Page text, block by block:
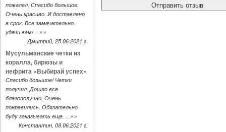
пожалел. Спасибо большое.
Очень красиво. И доставлено
в срок. Все замечательно.
удачи вам! ...»»
Дмитрий, 25.06.2021 г.
Мусульманские четки из
коралла, бирюзы и
нефрита «Выбирай успех»
Спасибо большое! Четки
получил. Дошло все
благополучно. Очень
понравились. Обязательно
буду заказывать еще. ...»»
Константин, 08.06.2021 г.